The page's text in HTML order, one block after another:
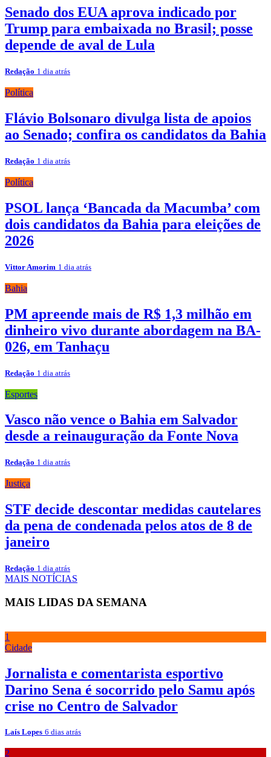
Senado dos EUA aprova indicado por
Trump para embaixada no Brasil; posse
depende de aval de Lula
Redação 1 dia atrás
Política
Flávio Bolsonaro divulga lista de apoios
ao Senado; confira os candidatos da Bahia
Redação 1 dia atrás
Política
PSOL lança ‘Bancada da Macumba’ com
dois candidatos da Bahia para eleições de
2026
Vittor Amorim 1 dia atrás
Bahia
PM apreende mais de R$ 1,3 milhão em
dinheiro vivo durante abordagem na BA-
026, em Tanhaçu
Redação 1 dia atrás
Esportes
Vasco não vence o Bahia em Salvador
desde a reinauguração da Fonte Nova
Redação 1 dia atrás
Justiça
STF decide descontar medidas cautelares
da pena de condenada pelos atos de 8 de
janeiro
Redação 1 dia atrás
MAIS NOTÍCIAS
MAIS LIDAS DA SEMANA
1
Cidade
Jornalista e comentarista esportivo
Darino Sena é socorrido pelo Samu após
crise no Centro de Salvador
Laís Lopes 6 dias atrás
2